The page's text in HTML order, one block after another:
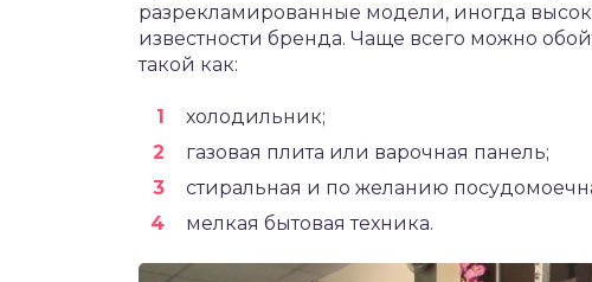
разрекламированные модели, иногда
известности бренда. Чаще всего можно
такой как:
холодильник;
газовая плита или варочная панель;
стиральная и по желанию
мелкая бытовая техника.